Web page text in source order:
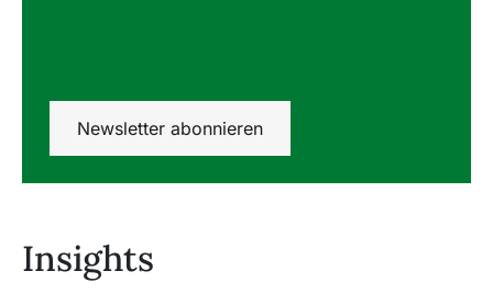
Newsletter abonnieren
Insights